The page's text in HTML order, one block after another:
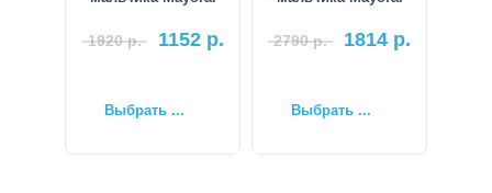
1920р. 1152р.
Выбрать ...
2790р. 1814 р.
Выбрать ...